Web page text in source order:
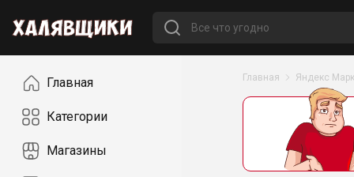
НавигацияГлавная
Категории
Магазины
Главная Яндекс